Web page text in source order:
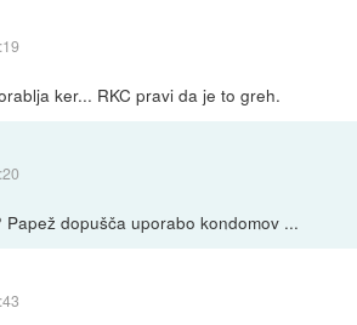
ker... RKC pravi da je to greh.
dopušča uporabo kondomov ...